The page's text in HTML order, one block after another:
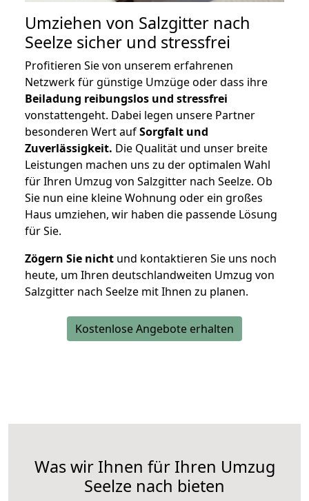
Umziehen von Salzgitter nach
Seelze sicher und stressfrei
Profitieren Sie von unserem erfahrenen
Netzwerk für günstige Umzüge oder dass ihre
Beiladung reibungslos und stressfrei
vonstattengeht. Dabei legen unsere Partner
besonderen Wert aufSorgfalt und
Zuverlässigkeit. Die Qualität und unser breite
Leistungen machen uns zu der optimalen Wahl
für Ihren Umzug von Salzgitter nach Seelze. Ob
Sie nun eine kleine Wohnung oder ein großes
Haus umziehen, wir haben die passende Lösung
für Sie.
Zögern Sie nicht und kontaktieren Sie uns noch
heute, um Ihren deutschlandweiten Umzug von
Salzgitter nach Seelze mit Ihnen zu planen.
Kostenlose Angebote erhalten
Was wir Ihnen für Ihren Umzug
Seelze nach bieten